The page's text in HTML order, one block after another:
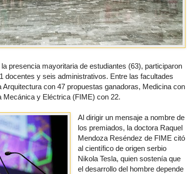
presencia mayoritaria de estudiantes (63), participaron
docentes y seis administrativos. Entre las facultades
con 47 propuestas ganadoras, Medicina con
Mecánica y Eléctrica (FIME) con 22.
Al dirigir un mensaje a nombre de
los premiados, la doctora Raquel
Mendoza Reséndez de FIME citó
al científico de origen serbio
Nikola Tesla, quien sostenía que
el desarrollo del hombre depende